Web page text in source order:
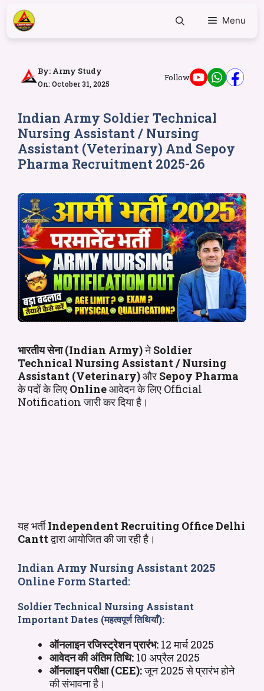
Menu
By: Army Study
On: October 31, 2025
Follow
Indian Army Soldier Technical
Nursing Assistant / Nursing
Assistant (Veterinary) And Sepoy
Pharma Recruitment 2025-26
भारतीय सेना (Indian Army)नेSoldier
Technical Nursing Assistant / Nursing
Assistant (Veterinary)और Sepoy Pharma
के पदों के लिए Onlineआवेदन के लिए Official
Notification जारी कर दिया है।
यह भर्तीIndependent Recruiting Office Delhi
Canttद्वारा आयोजित की जा रही है।
Indian Army Nursing Assistant 2025
Online Form Started:
Soldier Technical Nursing Assistant
Important Dates (महत्वपूर्ण तिथियाँ):
ऑनलाइन रजिस्ट्रेशन प्रारंभ: 12 मार्च 2025
आवेदन की अंतिम तिथि: 10 अप्रैल 2025
ऑनलाइन परीक्षा (CEE):जून 2025 से प्रारंभ होने
की संभावना है।